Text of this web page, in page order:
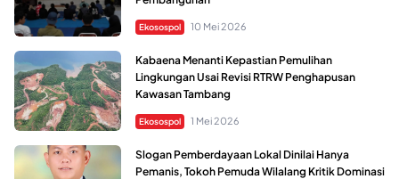
Ekosospol 10 Mei 2026
Kabaena Menanti Kepastian Pemulihan
Lingkungan Usai Revisi RTRW Penghapusan
Kawasan Tambang
Ekosospol 1 Mei 2026
Slogan Pemberdayaan Lokal Dinilai Hanya
Pemanis, Tokoh Pemuda Wilalang Kritik Dominasi